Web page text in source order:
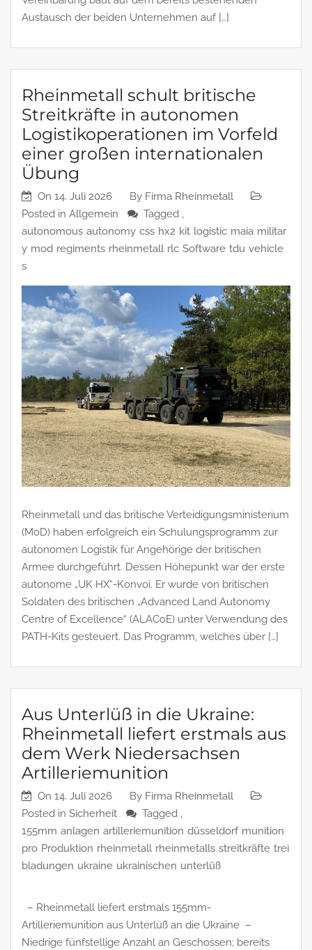
Austausch der beiden Unternehmen auf […]
Rheinmetall schult britische
Streitkräfte in autonomen
Logistikoperationen im Vorfeld
einer großen internationalen
Übung
On 14. Juli 2026 By Firma Rheinmetall
Posted in Allgemein
Tagged ,
autonomous autonomy css hx2 kit logistic maia militar
y mod regiments rheinmetall rlc Software tdu vehicle
s
Rheinmetall und das britische Verteidigungsministerium
(MoD) haben erfolgreich ein Schulungsprogramm zur
autonomen Logistik für Angehörige der britischen
Armee durchgeführt. Dessen Höhepunkt war der erste
autonome „UK HX“-Konvoi. Er wurde von britischen
Soldaten des britischen „Advanced Land Autonomy
Centre of Excellence“ (ALACoE) unter Verwendung des
PATH-Kits gesteuert. Das Programm, welches über […]
Aus Unterlüß in die Ukraine:
Rheinmetall liefert erstmals aus
dem Werk Niedersachsen
Artilleriemunition
On 14. Juli 2026 By Firma Rheinmetall
Posted in Sicherheit
Tagged ,
155mm anlagen artilleriemunition düsseldorf munition
pro Produktion rheinmetall rheinmetalls streitkräfte trei
bladungen ukraine ukrainischen unterlüß
– Rheinmetall liefert erstmals 155mm-
Artilleriemunition aus Unterlüß an die Ukraine –
Niedrige fünfstellige Anzahl an Geschossen; bereits